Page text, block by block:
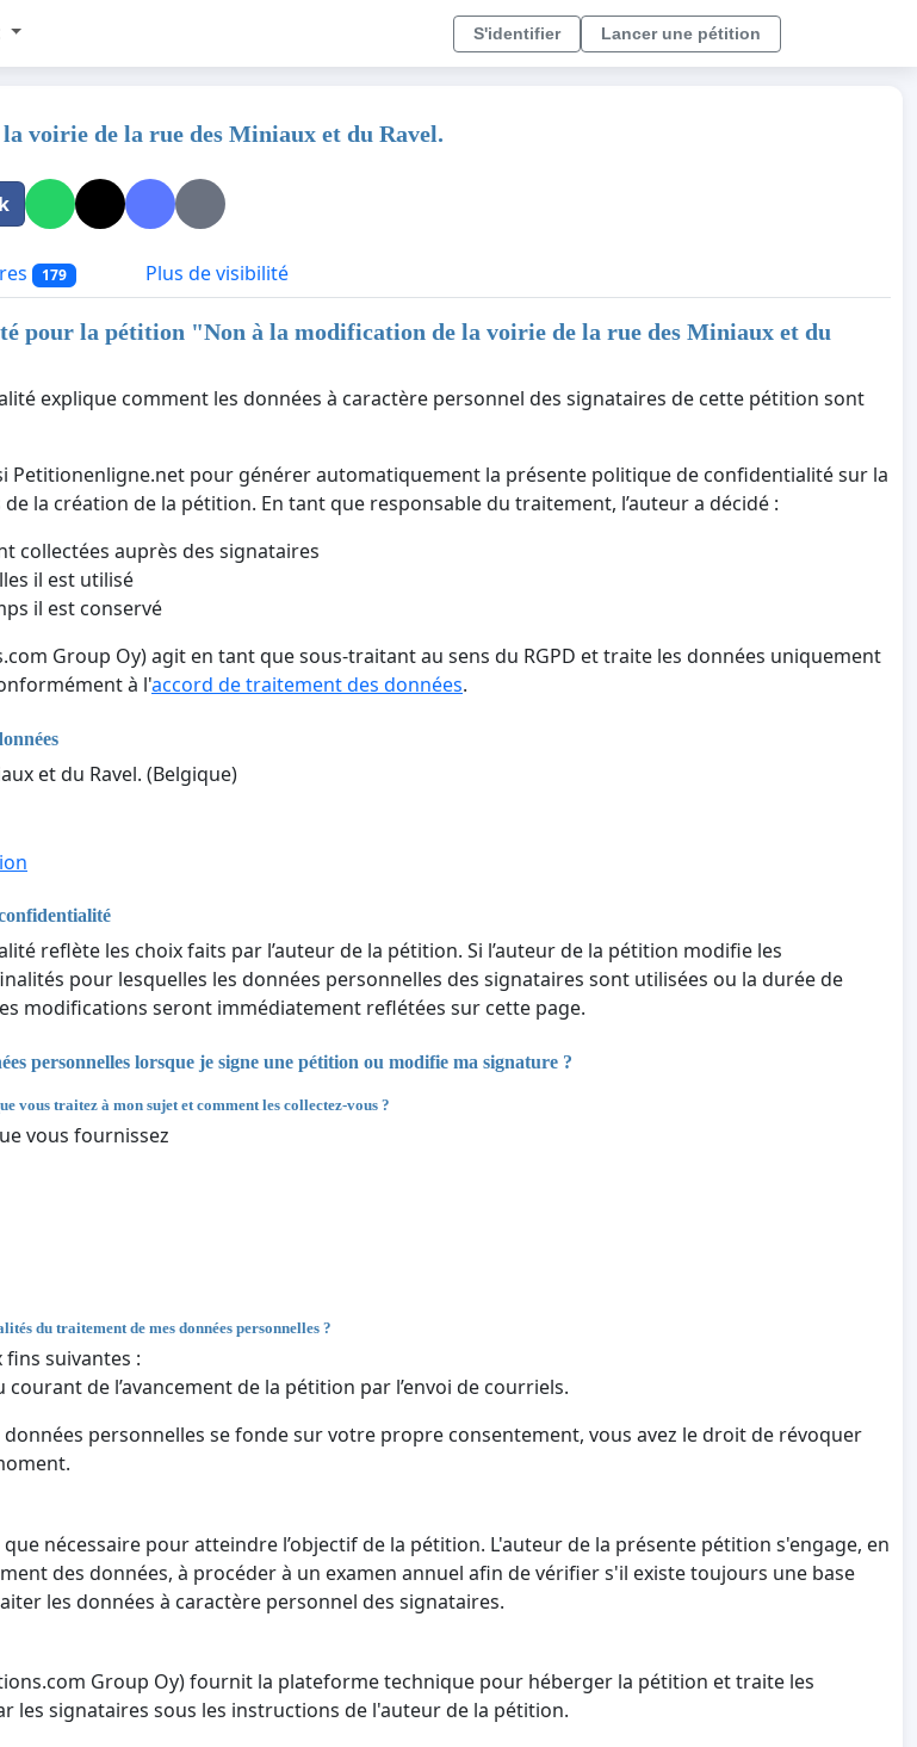
S'identifier Lancer une pétition
voirie de la rue des Miniaux et du Ravel.
179 Plus de visibilité
pour la pétition "Non à la modification de la voirie de la rue des Miniaux et du
explique comment les données à caractère personnel des signataires de cette pétition sont
Petitionenligne.net pour générer automatiquement la présente politique de confidentialité sur la
la création de la pétition. En tant que responsable du traitement, l’auteur a décidé :
collectées auprès des signataires
il est utilisé
il est conservé
Group Oy) agit en tant que sous-traitant au sens du RGPD et traite les données uniquement
à l'accord de traitement des données.
et du Ravel. (Belgique)
reflète les choix faits par l’auteur de la pétition. Si l’auteur de la pétition modifie les
pour lesquelles les données personnelles des signataires sont utilisées ou la durée de
modifications seront immédiatement reflétées sur cette page.
personnelles lorsque je signe une pétition ou modifie ma signature ?
vous traitez à mon sujet et comment les collectez-vous ?
vous fournissez
du traitement de mes données personnelles ?
suivantes :
courant de l’avancement de la pétition par l’envoi de courriels.
personnelles se fonde sur votre propre consentement, vous avez le droit de révoquer
nécessaire pour atteindre l’objectif de la pétition. L'auteur de la présente pétition s'engage, en
des données, à procéder à un examen annuel afin de vérifier s'il existe toujours une base
les données à caractère personnel des signataires.
Group Oy) fournit la plateforme technique pour héberger la pétition et traite les
les signataires sous les instructions de l'auteur de la pétition.